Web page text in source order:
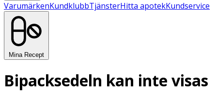
VarumärkenKundklubbTjänsterHitta apotekKundservice
Mina Recept
Bipacksedeln kan inte visas